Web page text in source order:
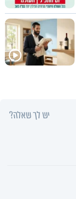
יש לך שאלה?